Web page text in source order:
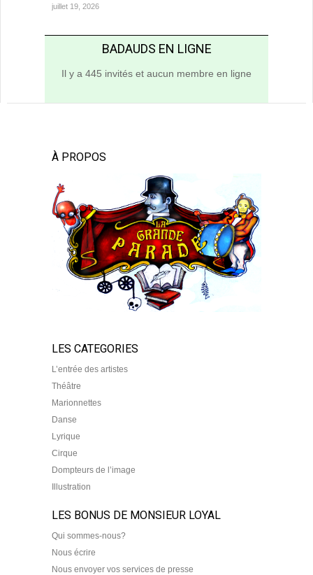
juillet 19, 2026
BADAUDS EN LIGNE
Il y a 445 invités et aucun membre en ligne
À PROPOS
LES CATEGORIES
L’entrée des artistes
Théâtre
Marionnettes
Danse
Lyrique
Cirque
Dompteurs de l’image
Illustration
LES BONUS DE MONSIEUR LOYAL
Qui sommes-nous?
Nous écrire
Nous envoyer vos services de presse